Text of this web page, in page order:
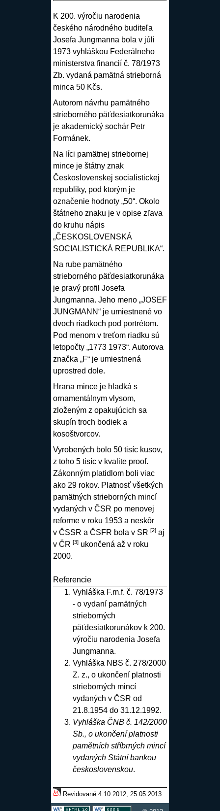
K 200. výročiu narodenia
českého národného buditeľa
Josefa Jungmanna bola v júli
1973 vyhláškou Federálneho
ministerstva financií č. 78/1973
Zb. vydaná pamätná strieborná
minca 50 Kčs.
Autorom návrhu pamätného
strieborného päťdesiatkorunáka
je akademický sochár Petr
Formánek.
Na líci pamätnej striebornej
mince je štátny znak
Československej socialistickej
republiky, pod ktorým je
označenie hodnoty „50“. Okolo
štátneho znaku je v opise zľava
do kruhu nápis
„ČESKOSLOVENSKÁ
SOCIALISTICKÁ REPUBLIKA“.
Na rube pamätného
strieborného päťdesiatkorunáka
je pravý profil Josefa
Jungmanna. Jeho meno „JOSEF
JUNGMANN“ je umiestnené vo
dvoch riadkoch pod portrétom.
Pod menom v treťom riadku sú
letopočty „1773 1973“. Autorova
značka „F“ je umiestnená
uprostred dole.
Hrana mince je hladká s
ornamentálnym vlysom,
zloženým z opakujúcich sa
skupín troch bodiek a
kosoštvorcov.
Vyrobených bolo 50 tisíc kusov,
z toho 5 tisíc v kvalite proof.
Zákonným platidlom boli viac
ako 29 rokov. Platnosť všetkých
pamätných strieborných mincí
vydaných v ČSR po menovej
reforme v roku 1953 a neskôr
v ČSSR a ČSFR bola v SR [2]aj
v ČR [3]ukončená až v roku
2000.
Referencie
Vyhláška F.m.f. č. 78/1973
- o vydaní pamätných
strieborných
päťdesiatkorunákov k 200.
výročiu narodenia Josefa
Jungmanna.
Vyhláška NBS č. 278/2000
Z. z., o ukončení platnosti
strieborných mincí
vydaných v ČSR od
21.8.1954 do 31.12.1992.
Vyhláška ČNB č. 142/2000
Sb., o ukončení platnosti
pamětních stříbrných mincí
vydaných Státní bankou
československou.
Revidované 4.10.2012; 25.05.2013